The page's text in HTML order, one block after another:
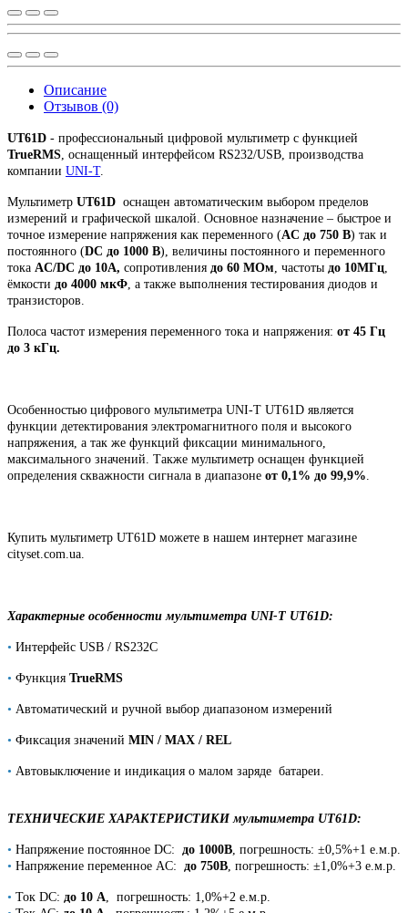
Описание
Отзывов (0)
UT61D - профессиональный цифровой мультиметр c функцией
TrueRMS , оснащенный интерфейсом RS232/USB, производства
компании UNI-T.
Мультиметр UT61D оснащен автоматическим выбором пределов
измерений и графической шкалой. Основное назначение – быстрое и
точное измерение напряжения как переменного (AC до 750 В) так и
постоянного (DC до 1000 В), величины постоянного и переменного
тока AC/DC до 10А, сопротивления до 60 МОм , частоты до 10МГц
ёмкости до 4000 мкФ , а также выполнения тестирования диодов и
транзисторов.
Полоса частот измерения переменного тока и напряжения: от 45 Гц
до 3 кГц.
Особенностью цифрового мультиметра UNI-T UT61D является
функции детектирования электромагнитного поля и высокого
напряжения, а так же функций фиксации минимального,
максимального значений. Также мультиметр оснащен функцией
определения скважности сигнала в диапазоне от 0,1% до 99,9%
Купить мультиметр UT61D можете в нашем интернет магазине
cityset.com.ua.
Характерные особенности мультиметра UNI-T UT61D​:
• Интерфейс USB / RS232C
• Функция TrueRMS
• Автоматический и ручной выбор диапазоном измерений
• Фиксация значений MIN / MAX / REL
• Автовыключение и индикация о малом заряде батареи.
ТЕХНИЧЕСКИЕ ХАРАКТЕРИСТИКИ мультиметра UT61D:
• Напряжение постоянное DC: до 1000В , погрешность: ±0,5%+1 е.м.р.
• Напряжение переменное AC: до 750В , погрешность: ±1,0%+3 е.м.р.
• Ток DC: до 10 А , погрешность: 1,0%+2 е.м.р.